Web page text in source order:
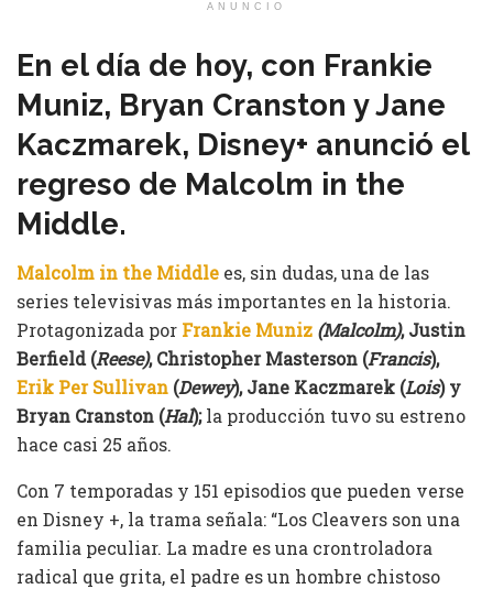
ANUNCIO
En el día de hoy, con Frankie
Muniz, Bryan Cranston y Jane
Kaczmarek, Disney+ anunció el
regreso de Malcolm in the
Middle.
Malcolm in the Middle es, sin dudas, una de las
series televisivas más importantes en la historia.
Protagonizada por Frankie Muniz (Malcolm), Justin
Berfield (Reese), Christopher Masterson (Francis),
Erik Per Sullivan (Dewey), Jane Kaczmarek (Lois) y
Bryan Cranston (Hal);la producción tuvo su estreno
hace casi 25 años.
Con 7 temporadas y 151 episodios que pueden verse
en Disney +, la trama señala: “Los Cleavers son una
familia peculiar. La madre es una crontroladora
radical que grita, el padre es un hombre chistoso